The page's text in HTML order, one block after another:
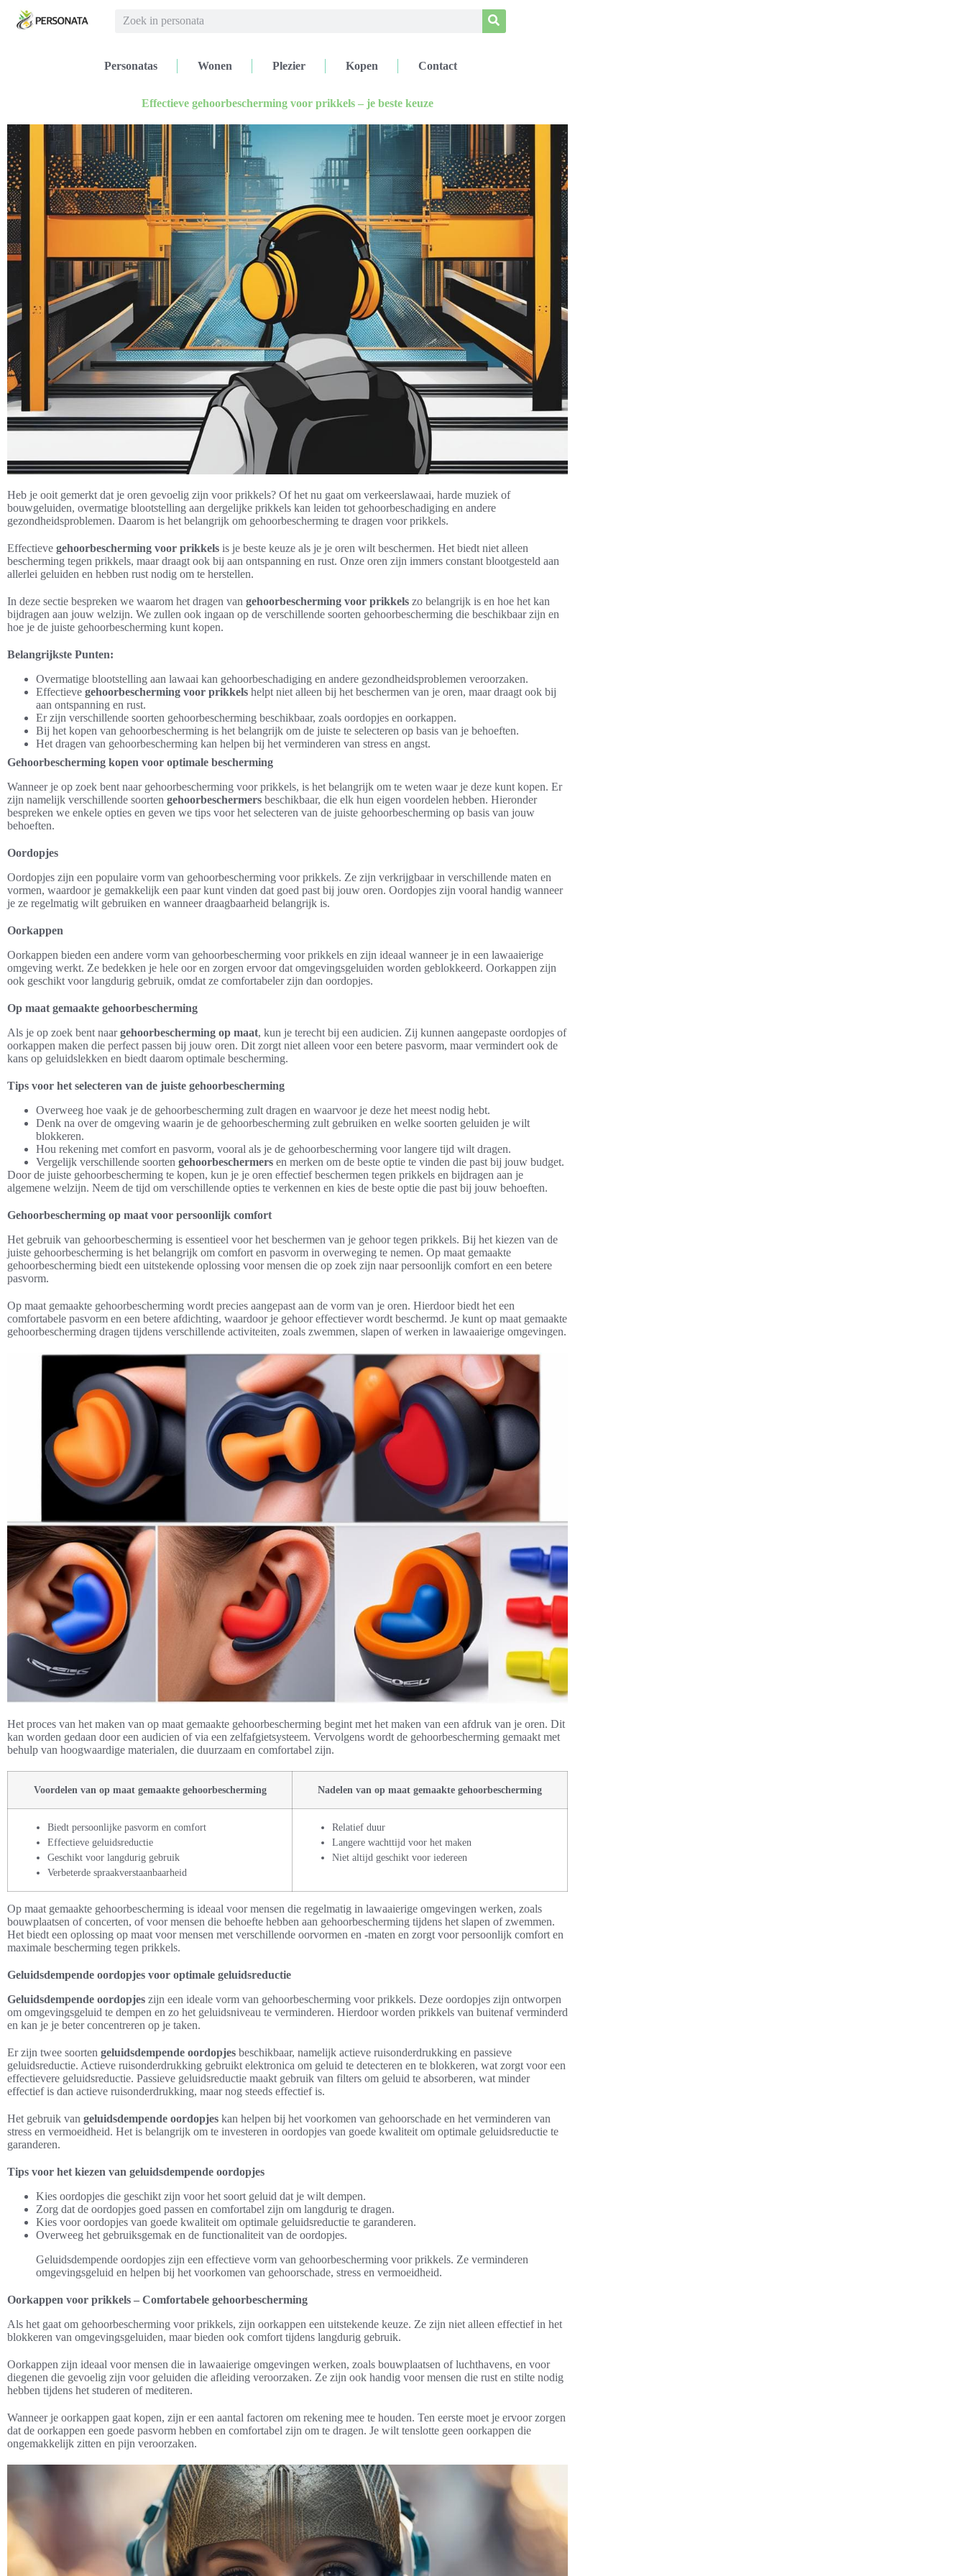
Personatas Wonen Plezier Kopen Contact
Effectieve gehoorbescherming voor prikkels – je beste keuze
Heb je ooit gemerkt dat je oren gevoelig zijn voor prikkels? Of het nu gaat om verkeerslawaai, harde muziek of
bouwgeluiden, overmatige blootstelling aan dergelijke prikkels kan leiden tot gehoorbeschadiging en andere
gezondheidsproblemen. Daarom is het belangrijk om gehoorbescherming te dragen voor prikkels.
Effectieve gehoorbescherming voor prikkels is je beste keuze als je je oren wilt beschermen. Het biedt niet alleen
bescherming tegen prikkels, maar draagt ook bij aan ontspanning en rust. Onze oren zijn immers constant blootgesteld aan
allerlei geluiden en hebben rust nodig om te herstellen.
In deze sectie bespreken we waarom het dragen van gehoorbescherming voor prikkels zo belangrijk is en hoe het kan
bijdragen aan jouw welzijn. We zullen ook ingaan op de verschillende soorten gehoorbescherming die beschikbaar zijn en
hoe je de juiste gehoorbescherming kunt kopen.
Belangrijkste Punten:
Overmatige blootstelling aan lawaai kan gehoorbeschadiging en andere gezondheidsproblemen veroorzaken.
Effectieve gehoorbescherming voor prikkels helpt niet alleen bij het beschermen van je oren, maar draagt ook bij
aan ontspanning en rust.
Er zijn verschillende soorten gehoorbescherming beschikbaar, zoals oordopjes en oorkappen.
Bij het kopen van gehoorbescherming is het belangrijk om de juiste te selecteren op basis van je behoeften.
Het dragen van gehoorbescherming kan helpen bij het verminderen van stress en angst.
Gehoorbescherming kopen voor optimale bescherming
Wanneer je op zoek bent naar gehoorbescherming voor prikkels, is het belangrijk om te weten waar je deze kunt kopen. Er
zijn namelijk verschillende soorten gehoorbeschermers beschikbaar, die elk hun eigen voordelen hebben. Hieronder
bespreken we enkele opties en geven we tips voor het selecteren van de juiste gehoorbescherming op basis van jouw
behoeften.
Oordopjes
Oordopjes zijn een populaire vorm van gehoorbescherming voor prikkels. Ze zijn verkrijgbaar in verschillende maten en
vormen, waardoor je gemakkelijk een paar kunt vinden dat goed past bij jouw oren. Oordopjes zijn vooral handig wanneer
je ze regelmatig wilt gebruiken en wanneer draagbaarheid belangrijk is.
Oorkappen
Oorkappen bieden een andere vorm van gehoorbescherming voor prikkels en zijn ideaal wanneer je in een lawaaierige
omgeving werkt. Ze bedekken je hele oor en zorgen ervoor dat omgevingsgeluiden worden geblokkeerd. Oorkappen zijn
ook geschikt voor langdurig gebruik, omdat ze comfortabeler zijn dan oordopjes.
Op maat gemaakte gehoorbescherming
Als je op zoek bent naargehoorbescherming op maat, kun je terecht bij een audicien. Zij kunnen aangepaste oordopjes of
oorkappen maken die perfect passen bij jouw oren. Dit zorgt niet alleen voor een betere pasvorm, maar vermindert ook de
kans op geluidslekken en biedt daarom optimale bescherming.
Tips voor het selecteren van de juiste gehoorbescherming
Overweeg hoe vaak je de gehoorbescherming zult dragen en waarvoor je deze het meest nodig hebt.
Denk na over de omgeving waarin je de gehoorbescherming zult gebruiken en welke soorten geluiden je wilt
blokkeren.
Hou rekening met comfort en pasvorm, vooral als je de gehoorbescherming voor langere tijd wilt dragen.
Vergelijk verschillende soorten gehoorbeschermers en merken om de beste optie te vinden die past bij jouw budget.
Door de juiste gehoorbescherming te kopen, kun je je oren effectief beschermen tegen prikkels en bijdragen aan je
algemene welzijn. Neem de tijd om verschillende opties te verkennen en kies de beste optie die past bij jouw behoeften.
Gehoorbescherming op maat voor persoonlijk comfort
Het gebruik van gehoorbescherming is essentieel voor het beschermen van je gehoor tegen prikkels. Bij het kiezen van de
juiste gehoorbescherming is het belangrijk om comfort en pasvorm in overweging te nemen. Op maat gemaakte
gehoorbescherming biedt een uitstekende oplossing voor mensen die op zoek zijn naar persoonlijk comfort en een betere
pasvorm.
Op maat gemaakte gehoorbescherming wordt precies aangepast aan de vorm van je oren. Hierdoor biedt het een
comfortabele pasvorm en een betere afdichting, waardoor je gehoor effectiever wordt beschermd. Je kunt op maat gemaakte
gehoorbescherming dragen tijdens verschillende activiteiten, zoals zwemmen, slapen of werken in lawaaierige omgevingen.
Het proces van het maken van op maat gemaakte gehoorbescherming begint met het maken van een afdruk van je oren. Dit
kan worden gedaan door een audicien of via een zelfafgietsysteem. Vervolgens wordt de gehoorbescherming gemaakt met
behulp van hoogwaardige materialen, die duurzaam en comfortabel zijn.
Voordelen van op maat gemaakte gehoorbescherming Nadelen van op maat gemaakte gehoorbescherming
Biedt persoonlijke pasvorm en comfort
Effectieve geluidsreductie
Geschikt voor langdurig gebruik
Verbeterde spraakverstaanbaarheid
Relatief duur
Langere wachttijd voor het maken
Niet altijd geschikt voor iedereen
Op maat gemaakte gehoorbescherming is ideaal voor mensen die regelmatig in lawaaierige omgevingen werken, zoals
bouwplaatsen of concerten, of voor mensen die behoefte hebben aan gehoorbescherming tijdens het slapen of zwemmen.
Het biedt een oplossing op maat voor mensen met verschillende oorvormen en -maten en zorgt voor persoonlijk comfort en
maximale bescherming tegen prikkels.
Geluidsdempende oordopjes voor optimale geluidsreductie
Geluidsdempende oordopjes zijn een ideale vorm van gehoorbescherming voor prikkels. Deze oordopjes zijn ontworpen
om omgevingsgeluid te dempen en zo het geluidsniveau te verminderen. Hierdoor worden prikkels van buitenaf verminderd
en kan je je beter concentreren op je taken.
Er zijn twee soorten geluidsdempende oordopjes beschikbaar, namelijk actieve ruisonderdrukking en passieve
geluidsreductie. Actieve ruisonderdrukking gebruikt elektronica om geluid te detecteren en te blokkeren, wat zorgt voor een
effectievere geluidsreductie. Passieve geluidsreductie maakt gebruik van filters om geluid te absorberen, wat minder
effectief is dan actieve ruisonderdrukking, maar nog steeds effectief is.
Het gebruik van geluidsdempende oordopjes kan helpen bij het voorkomen van gehoorschade en het verminderen van
stress en vermoeidheid. Het is belangrijk om te investeren in oordopjes van goede kwaliteit om optimale geluidsreductie te
garanderen.
Tips voor het kiezen van geluidsdempende oordopjes
Kies oordopjes die geschikt zijn voor het soort geluid dat je wilt dempen.
Zorg dat de oordopjes goed passen en comfortabel zijn om langdurig te dragen.
Kies voor oordopjes van goede kwaliteit om optimale geluidsreductie te garanderen.
Overweeg het gebruiksgemak en de functionaliteit van de oordopjes.
Geluidsdempende oordopjes zijn een effectieve vorm van gehoorbescherming voor prikkels. Ze verminderen
omgevingsgeluid en helpen bij het voorkomen van gehoorschade, stress en vermoeidheid.
Oorkappen voor prikkels – Comfortabele gehoorbescherming
Als het gaat om gehoorbescherming voor prikkels, zijn oorkappen een uitstekende keuze. Ze zijn niet alleen effectief in het
blokkeren van omgevingsgeluiden, maar bieden ook comfort tijdens langdurig gebruik.
Oorkappen zijn ideaal voor mensen die in lawaaierige omgevingen werken, zoals bouwplaatsen of luchthavens, en voor
diegenen die gevoelig zijn voor geluiden die afleiding veroorzaken. Ze zijn ook handig voor mensen die rust en stilte nodig
hebben tijdens het studeren of mediteren.
Wanneer je oorkappen gaat kopen, zijn er een aantal factoren om rekening mee te houden. Ten eerste moet je ervoor zorgen
dat de oorkappen een goede pasvorm hebben en comfortabel zijn om te dragen. Je wilt tenslotte geen oorkappen die
ongemakkelijk zitten en pijn veroorzaken.